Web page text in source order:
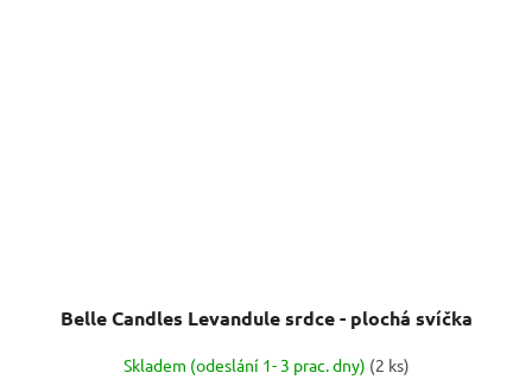
Belle Candles Levandule srdce - plochá svíčka
Skladem (odeslání 1- 3 prac. dny) (2 ks)